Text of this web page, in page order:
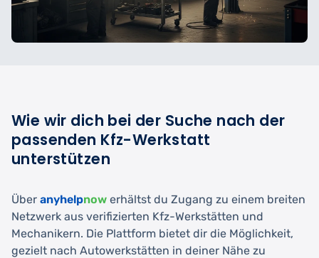
Wie wir dich bei der Suche nach der
passenden Kfz-Werkstatt
unterstützen
Über anyhelpnow erhältst du Zugang zu einem breiten
Netzwerk aus verifizierten Kfz-Werkstätten und
Mechanikern. Die Plattform bietet dir die Möglichkeit,
gezielt nach Autowerkstätten in deiner Nähe zu